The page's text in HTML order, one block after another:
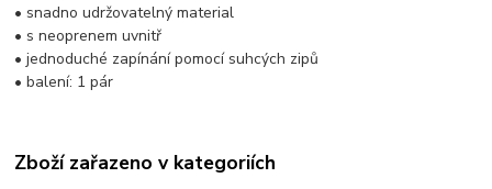
• snadno udržovatelný material
• s neoprenem uvnitř
• jednoduché zapínání pomocí suhcých zipů
• balení: 1 pár
Zboží zařazeno v kategoriích